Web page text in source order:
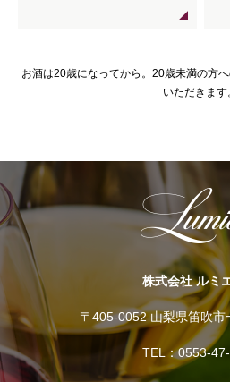
お酒は20歳になってから。20歳未満の方
いただきます
株式会社 ルミ
〒405-0052 山梨県笛吹市
TEL：0553-